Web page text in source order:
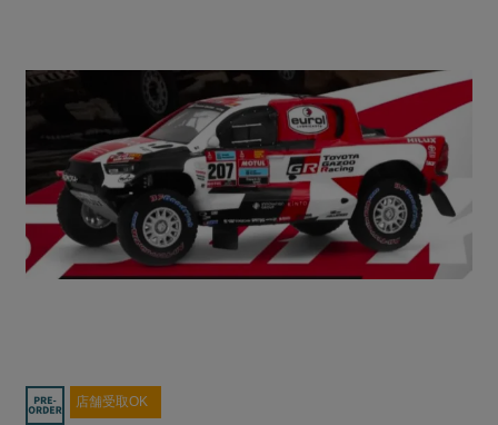
店舗受取OK